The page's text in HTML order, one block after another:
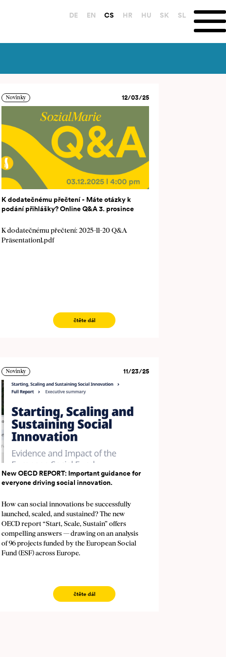
DE EN CS HR HU SK SL
Novinky 12/03/25
K dodatečnému přečtení - Máte otázky k
podání přihlášky? Online Q&A 3. prosince
K dodatečnému přečtení: 2025-11-20 Q&A
Präsentation1.pdf
čtěte dál
Novinky 11/23/25
New OECD REPORT: Important guidance for
everyone driving social innovation.
How can social innovations be successfully
launched, scaled, and sustained? The new
OECD report “Start, Scale, Sustain” offers
compelling answers — drawing on an analysis
of 96 projects funded by the European Social
Fund (ESF) across Europe.
čtěte dál